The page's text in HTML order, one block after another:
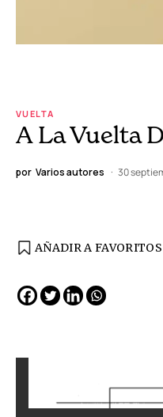
VUELTA
A La Vuelta
por Varios autores 30
AÑADIR A FAVORITOS